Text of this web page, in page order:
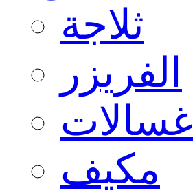
ثلاجة
الفريزر
غسالات
مكيف